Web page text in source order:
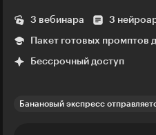
3 вебинара 3
Пакет готовых промптов
Бессрочный доступ
Банановый экспресс